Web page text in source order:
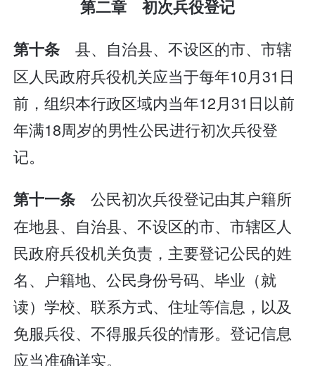
第二章 初次兵役登记
第十条县、自治县、不设区的市、市辖
区人民政府兵役机关应当于每年10月31日
前，组织本行政区域内当年12月31日以前
年满18周岁的男性公民进行初次兵役登
记。
第十一条公民初次兵役登记由其户籍所
在地县、自治县、不设区的市、市辖区人
民政府兵役机关负责，主要登记公民的姓
名、户籍地、公民身份号码、毕业（就
读）学校、联系方式、住址等信息，以及
免服兵役、不得服兵役的情形。登记信息
应当准确详实。